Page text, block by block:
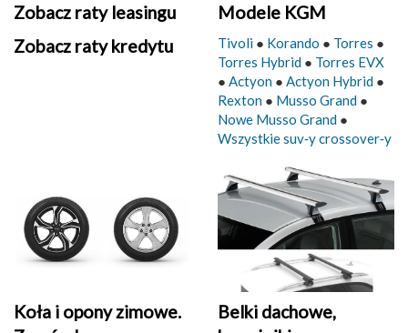
Zobacz raty leasingu
Zobacz raty kredytu
Modele KGM
Tivoli ● Korando ● Torres ●
Torres Hybrid ● Torres EVX
● Actyon ● Actyon Hybrid ●
Rexton ● Musso Grand ●
Nowe Musso Grand ●
Wszystkie suv‑y crossover‑y
Koła i opony zimowe.
Belki dachowe,